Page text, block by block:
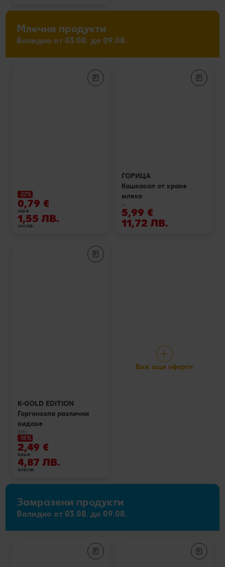
Млечни продукти
Валидно от 03.08. до 09.08.
-22%
0,79 €
1,02 €
1,55 ЛВ.
1,99 ЛВ.
ГОРИЦА
Кашкавал от краве
мляко
кг
5,99 €
11,72 ЛВ.
K-GOLD EDITION
Горгонзола различни
видове
200 г
-18%
2,49 €
3,06 €
4,87 ЛВ.
5,98 ЛВ.
Виж още оферти
Замразени продукти
Валидно от 03.08. до 09.08.